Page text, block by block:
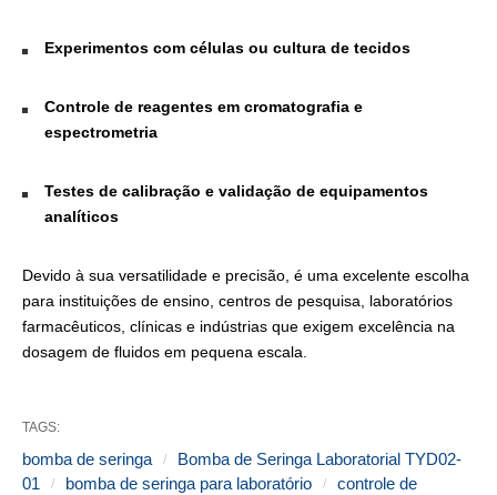
Experimentos com células ou cultura de tecidos
Controle de reagentes em cromatografia e
espectrometria
Testes de calibração e validação de equipamentos
analíticos
Devido à sua versatilidade e precisão, é uma excelente escolha
para instituições de ensino, centros de pesquisa, laboratórios
farmacêuticos, clínicas e indústrias que exigem excelência na
dosagem de fluidos em pequena escala.
TAGS:
bomba de seringa
Bomba de Seringa Laboratorial TYD02-
01
bomba de seringa para laboratório
controle de